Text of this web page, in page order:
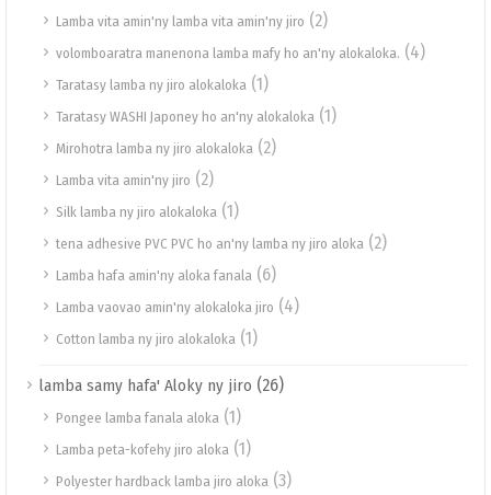
Lamba vita amin'ny lamba vita amin'ny jiro (2)
volomboaratra manenona lamba mafy ho an'ny alokaloka. (4)
Taratasy lamba ny jiro alokaloka (1)
Taratasy WASHI Japoney ho an'ny alokaloka (1)
Mirohotra lamba ny jiro alokaloka (2)
Lamba vita amin'ny jiro (2)
Silk lamba ny jiro alokaloka (1)
tena adhesive PVC PVC ho an'ny lamba ny jiro aloka (2)
Lamba hafa amin'ny aloka fanala (6)
Lamba vaovao amin'ny alokaloka jiro (4)
Cotton lamba ny jiro alokaloka (1)
lamba samy hafa' Aloky ny jiro (26)
Pongee lamba fanala aloka (1)
Lamba peta-kofehy jiro aloka (1)
Polyester hardback lamba jiro aloka (3)